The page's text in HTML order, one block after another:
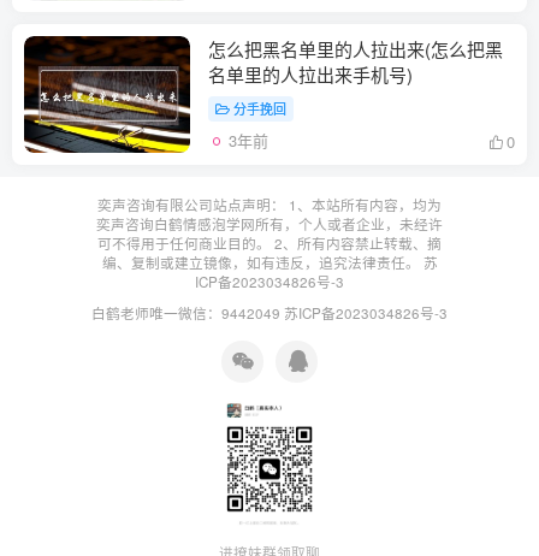
怎么把黑名单里的人拉出来(怎么把黑
名单里的人拉出来手机号)
分手挽回
3年前 0
奕声咨询有限公司站点声明： 1、本站所有内容，均为
奕声咨询白鹤情感泡学网所有，个人或者企业，未经许
可不得用于任何商业目的。 2、所有内容禁止转载、摘
编、复制或建立镜像，如有违反，追究法律责任。 苏
ICP备2023034826号-3
白鹤老师唯一微信：9442049 苏ICP备2023034826号-3